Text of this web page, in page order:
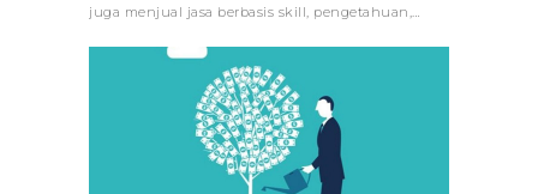
juga menjual jasa berbasis skill, pengetahuan,…